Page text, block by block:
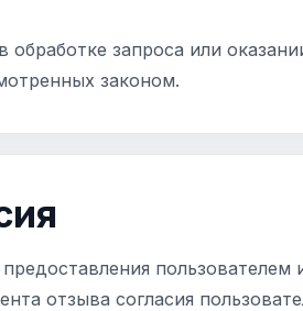
запроса или
законом.
отзыва согласия